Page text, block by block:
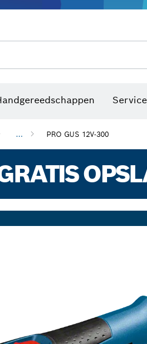
Service
... PRO GUS 12V-300